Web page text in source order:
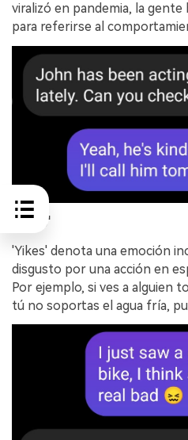
viralizó en pandemia, la gente
para referirse al
'Yikes'
'Yikes' denota una emoción
disgusto por una acción en
Por ejemplo, si ves a alguien
tú no soportas el agua fría,